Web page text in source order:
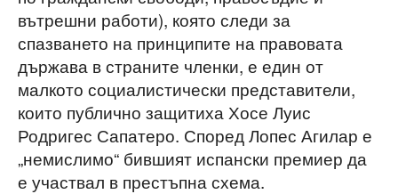
вътрешни работи), която следи за
спазването на принципите на правовата
държава в страните членки, е един от
малкото социалистически представители,
които публично защитиха Хосе Луис
Родригес Сапатеро. Според Лопес Агилар е
„немислимо“ бившият испански премиер да
е участвал в престъпна схема.